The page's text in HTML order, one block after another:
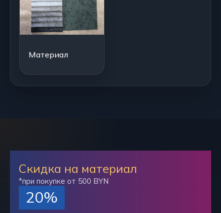
Материал
Скидка на материал
*при покупке от 500 BYN
20%